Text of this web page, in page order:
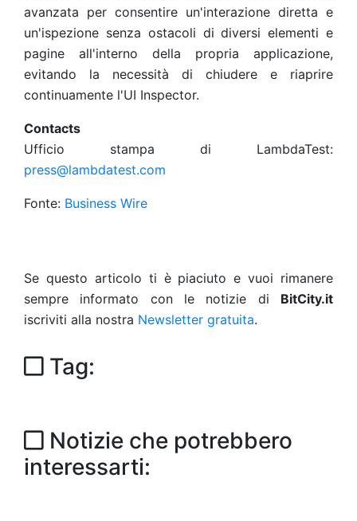
avanzata per consentire un'interazione diretta e
un'ispezione senza ostacoli di diversi elementi e
pagine all'interno della propria applicazione,
evitando la necessità di chiudere e riaprire
continuamente l'UI Inspector.
Contacts
Ufficio stampa di LambdaTest:
press@lambdatest.com
Fonte: Business Wire
Se questo articolo ti è piaciuto e vuoi rimanere
sempre informato con le notizie di BitCity.it
iscriviti alla nostra Newsletter gratuita.
Tag:
Notizie che potrebbero
interessarti: